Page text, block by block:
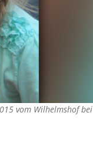
vom Wilhelmshof bei